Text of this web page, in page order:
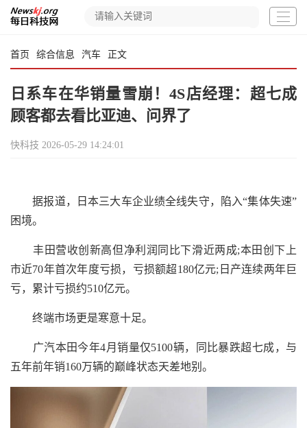
首页 综合信息 汽车 正文
日系车在华销量雪崩！4S店经理：超七成
顾客都去看比亚迪、问界了
快科技 2026-05-29 14:24:01
据报道，日本三大车企业绩全线失守，陷入“集体失速”
困境。
丰田营收创新高但净利润同比下滑近两成;本田创下上
市近70年首次年度亏损，亏损额超180亿元;日产连续两年巨
亏，累计亏损约510亿元。
终端市场更是寒意十足。
广汽本田今年4月销量仅5100辆，同比暴跌超七成，与
五年前年销160万辆的巅峰状态天差地别。